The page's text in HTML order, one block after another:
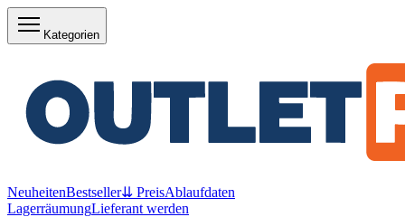
Kategorien
NeuheitenBestseller⇊ PreisAblaufdaten
LagerräumungLieferant werden